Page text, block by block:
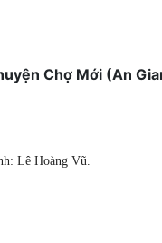
Lê Hoàng Vũ.